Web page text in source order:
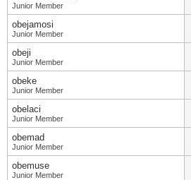
Junior Member
obejamosi
Junior Member
obeji
Junior Member
obeke
Junior Member
obelaci
Junior Member
obemad
Junior Member
obemuse
Junior Member